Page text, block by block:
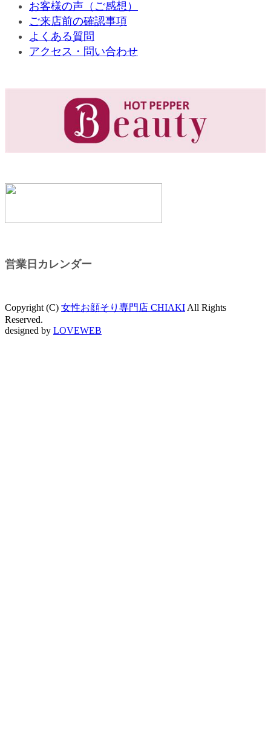
お客様の声（ご感想）
ご来店前の確認事項
よくある質問
アクセス・問い合わせ
営業日カレンダー
Copyright (C) 女性お顔そり専門店 CHIAKI All Rights
Reserved.
designed by LOVEWEB